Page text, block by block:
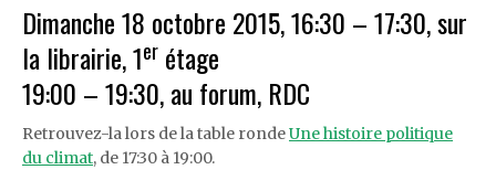
Dimanche 18 octobre 2015, 16:30 – 17:30, sur
la librairie, 1er étage
19:00 – 19:30, au forum, RDC
Retrouvez-la lors de la table rondeUne histoire politique
du climat, de 17:30 à 19:00.